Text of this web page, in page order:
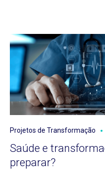
Projetos de Transformação
Saúde e
preparar?